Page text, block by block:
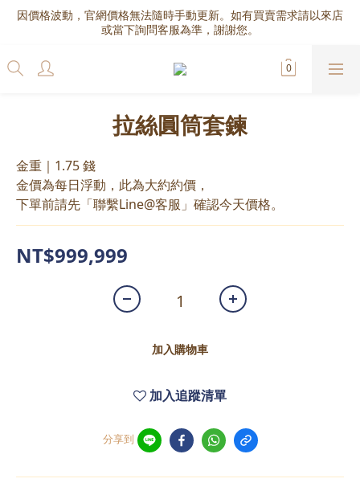
因價格波動，官網價格無法隨時手動更新。如有買賣需求請以來店
或當下詢問客服為準，謝謝您。
拉絲圓筒套鍊
金重｜1.75 錢
金價為每日浮動，此為大約約價，
下單前請先「聯繫Line@客服」確認今天價格。
NT$999,999
加入購物車
加入追蹤清單
分享到